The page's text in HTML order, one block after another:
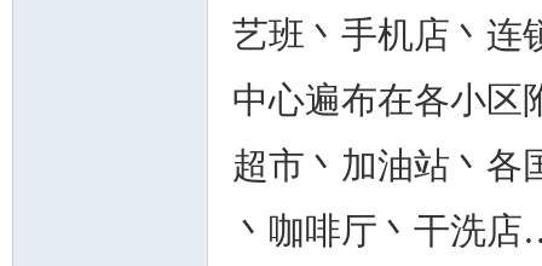
艺班丶手机店丶连
中心遍布在各小区
超市丶加油站丶各
丶咖啡厅丶干洗